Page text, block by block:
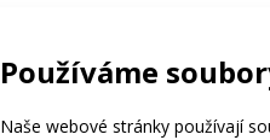
Používáme
Naše webové stránky používají